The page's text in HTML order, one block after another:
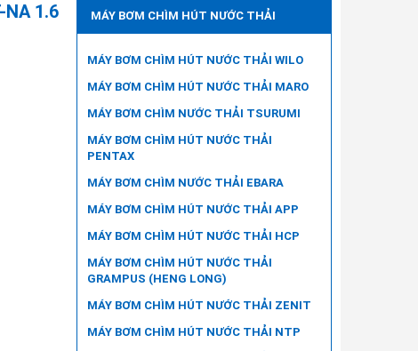
NA 1.6
MÁY BƠM CHÌM HÚT NƯỚC THẢI
MÁY BƠM CHÌM HÚT NƯỚC THẢI WILO
MÁY BƠM CHÌM HÚT NƯỚC THẢI MARO
MÁY BƠM CHÌM NƯỚC THẢI TSURUMI
MÁY BƠM CHÌM HÚT NƯỚC THẢI
PENTAX
MÁY BƠM CHÌM NƯỚC THẢI EBARA
MÁY BƠM CHÌM HÚT NƯỚC THẢI APP
MÁY BƠM CHÌM HÚT NƯỚC THẢI HCP
MÁY BƠM CHÌM HÚT NƯỚC THẢI
GRAMPUS (HENG LONG)
MÁY BƠM CHÌM HÚT NƯỚC THẢI ZENIT
MÁY BƠM CHÌM HÚT NƯỚC THẢI NTP